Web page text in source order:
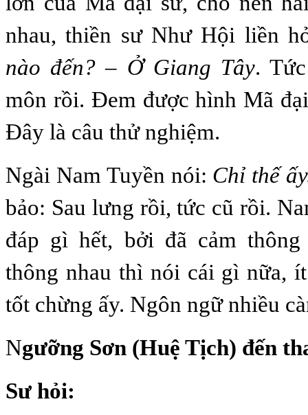
nhau, thiền sư Như Hội liền
nào đến? – Ở Giang Tây.
môn rồi. Đem được hình Mã
Đây là câu thử nghiệm.
Ngài Nam Tuyền nói: Chỉ thế
bảo: Sau lưng rồi, tức cũ rồi.
đáp gì hết, bởi đã cảm
thông nhau thì nói cái gì nữa,
tốt chừng ấy. Ngôn ngữ nhiều
Ngưỡng Sơn (Huệ Tịch) đến
Sư hỏi: